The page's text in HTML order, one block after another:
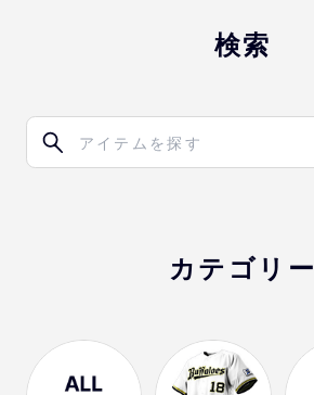
検索
カテゴリー